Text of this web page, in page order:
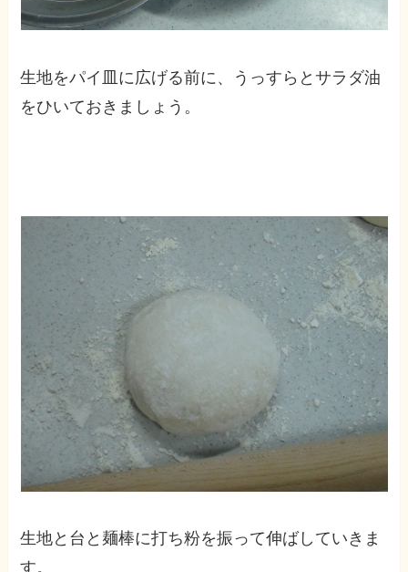
生地をパイ皿に広げる前に、うっすらとサラダ油
をひいておきましょう。
生地と台と麺棒に打ち粉を振って伸ばしていきま
す。